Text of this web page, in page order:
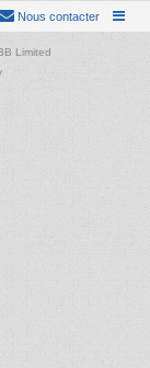
Nous contacter
Limited